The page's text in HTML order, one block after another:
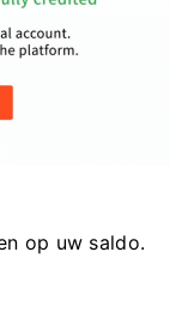
op uw saldo.